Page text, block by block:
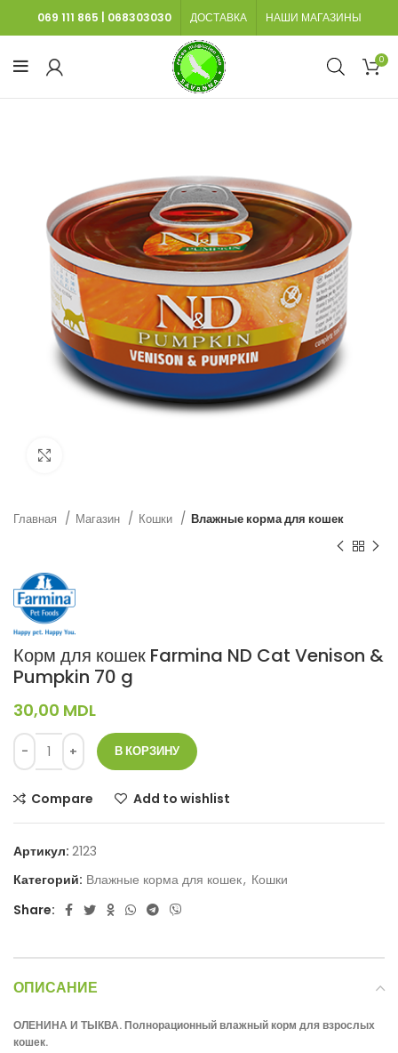
069 111 865 068303030 ДОСТАВКА НАШИ МАГАЗИНЫ
0
Главная Магазин Кошки Влажные корма для кошек
Корм для кошек Farmina ND Cat Venison &
Pumpkin 70 g
30,00 MDL
В КОРЗИНУ
Compare Add to wishlist
Артикул: 2123
Категорий: Влажные корма для кошек, Кошки
Share:
ОПИСАНИЕ
ОЛЕНИНА И ТЫКВА. Полнорационный влажный корм для взрослых
кошек.